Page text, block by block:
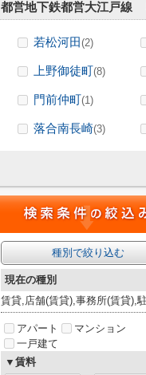
都営地下鉄都営大江戸線
若松河田(2)
上野御徒町(8)
門前仲町(1)
落合南長崎(3)
種別で絞り込む
現在の種別
賃貸,店舗(賃貸),事務所(賃貸),
アパート
マンション
一戸建て
▼賃料